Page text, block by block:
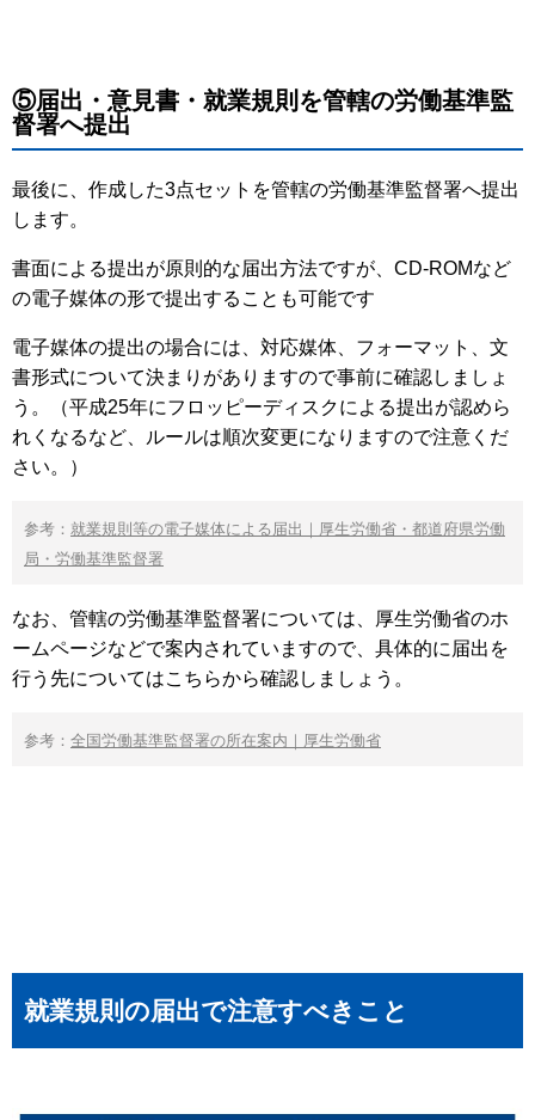
⑤届出・意見書・就業規則を管轄の労働基準監
督署へ提出
最後に、作成した3点セットを管轄の労働基準監督署へ提出
します。
書面による提出が原則的な届出方法ですが、CD-ROMなど
の電子媒体の形で提出することも可能です
電子媒体の提出の場合には、対応媒体、フォーマット、文
書形式について決まりがありますので事前に確認しましょ
う。（平成25年にフロッピーディスクによる提出が認めら
れくなるなど、ルールは順次変更になりますので注意くだ
さい。）
参考： 就業規則等の電子媒体による届出｜厚生労働省・都道府県労働
局・労働基準監督署
なお、管轄の労働基準監督署については、厚生労働省のホ
ームページなどで案内されていますので、具体的に届出を
行う先についてはこちらから確認しましょう。
参考： 全国労働基準監督署の所在案内｜厚生労働省
就業規則の届出で注意すべきこと